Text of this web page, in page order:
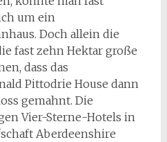
um ein
Doch allein die
fast zehn Hektar große
dass das
Pittodrie House dann
gemahnt. Die
Vier-Sterne-Hotels in
Aberdeenshire